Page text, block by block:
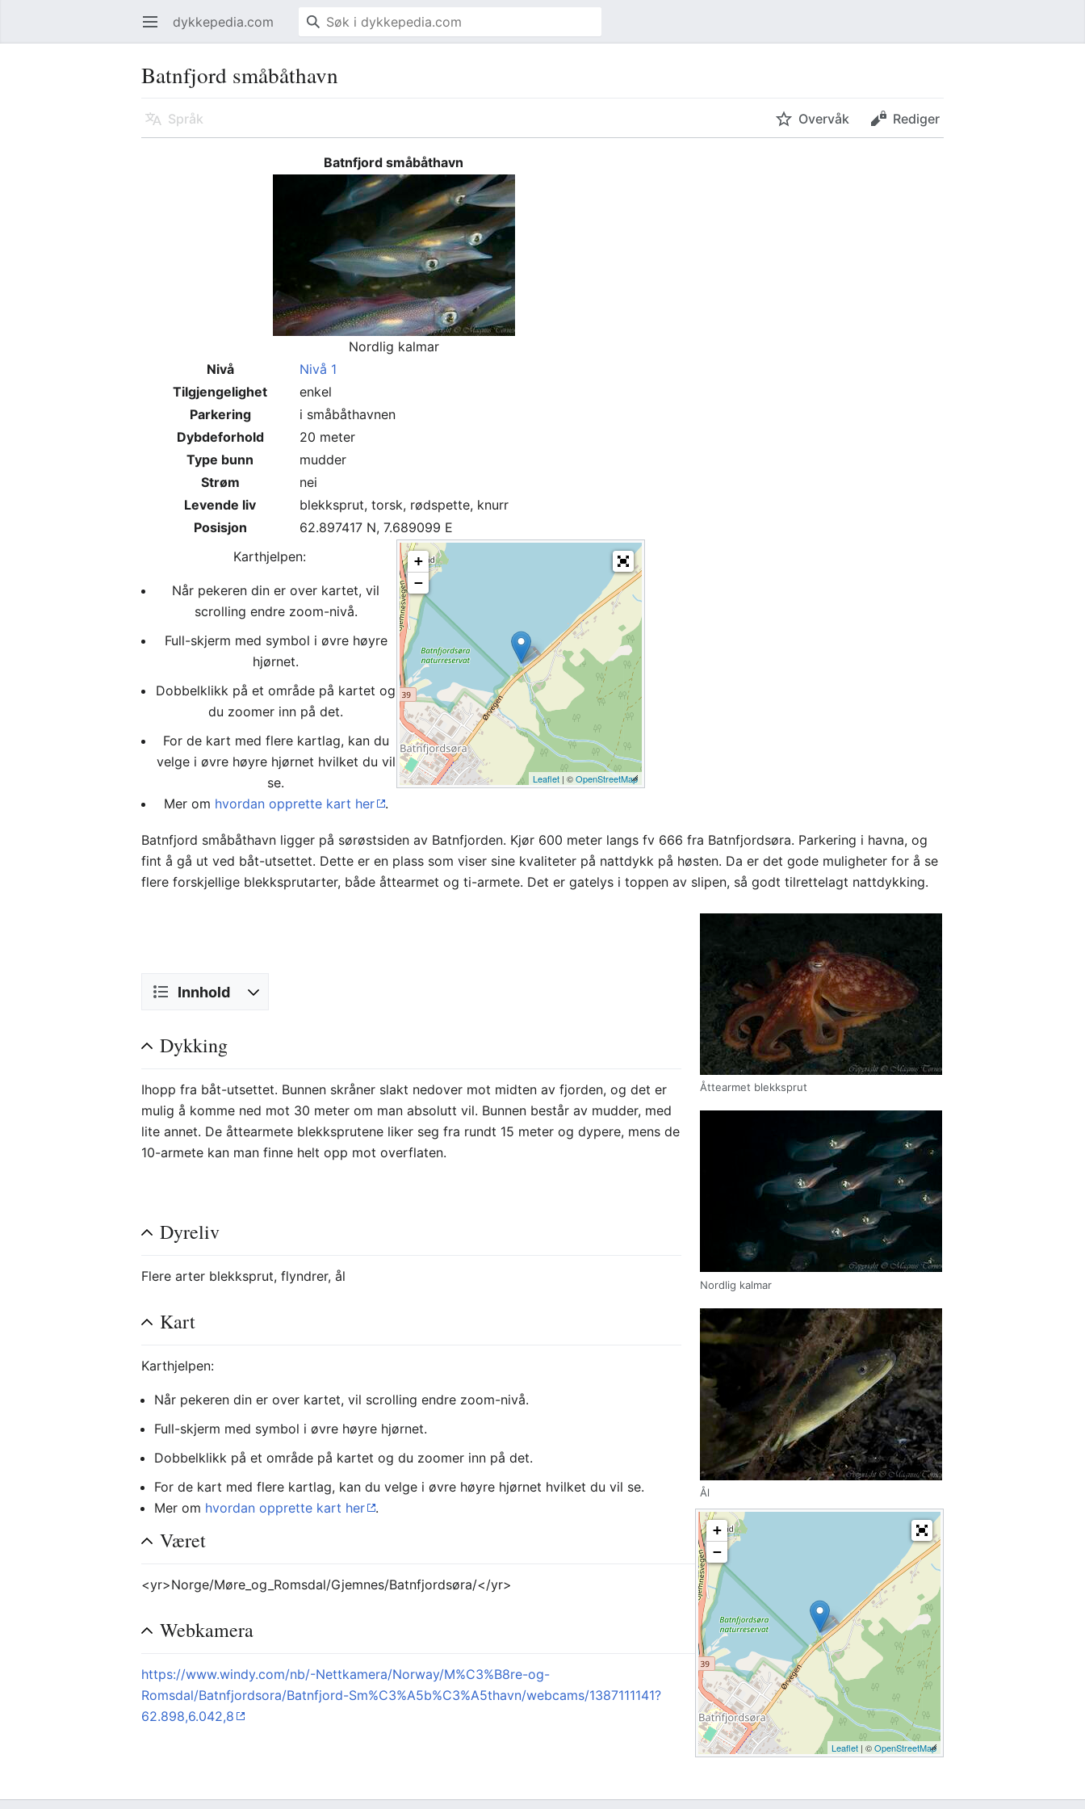
Åpne hovedmenyen dykkepedia.com
Batnfjord småbåthavn
Språk Overvåk Rediger
Batnfjord småbåthavn
Nordlig kalmar
Nivå
Nivå 1
Tilgjengelighet
enkel
Parkering
i småbåthavnen
Dybdeforhold
20 meter
Type bunn
mudder
Strøm
nei
Levende liv
blekksprut, torsk, rødspette, knurr
Posisjon
62.897417 N, 7.689099 E
+
−
Leaflet | ©OpenStreetMap
Karthjelpen:
Når pekeren din er over kartet, vil
scrolling endre zoom-nivå.
Full-skjerm med symbol i øvre høyre
hjørnet.
Dobbelklikk på et område på kartet og
du zoomer inn på det.
For de kart med flere kartlag, kan du
velge i øvre høyre hjørnet hvilket du vil
se.
Mer om hvordan opprette kart her .
Batnfjord småbåthavn ligger på sørøstsiden av Batnfjorden. Kjør 600 meter langs fv 666 fra Batnfjordsøra. Parkering i havna, og
fint å gå ut ved båt-utsettet. Dette er en plass som viser sine kvaliteter på nattdykk på høsten. Da er det gode muligheter for å se
flere forskjellige blekksprutarter, både åttearmet og ti-armete. Det er gatelys i toppen av slipen, så godt tilrettelagt nattdykking.
Åttearmet blekksprut
Nordlig kalmar
Ål
Innhold
Dykking
Ihopp fra båt-utsettet. Bunnen skråner slakt nedover mot midten av fjorden, og det er
mulig å komme ned mot 30 meter om man absolutt vil. Bunnen består av mudder, med
lite annet. De åttearmete blekksprutene liker seg fra rundt 15 meter og dypere, mens de
10-armete kan man finne helt opp mot overflaten.
Dyreliv
Flere arter blekksprut, flyndrer, ål
Kart
+
−
Leaflet| ©OpenStreetMap
Karthjelpen:
Når pekeren din er over kartet, vil scrolling endre zoom-nivå.
Full-skjerm med symbol i øvre høyre hjørnet.
Dobbelklikk på et område på kartet og du zoomer inn på det.
For de kart med flere kartlag, kan du velge i øvre høyre hjørnet hvilket du vil se.
Mer om hvordan opprette kart her .
Været
<yr>Norge/Møre_og_Romsdal/Gjemnes/Batnfjordsøra/</yr>
Webkamera
https://www.windy.com/nb/-Nettkamera/Norway/M%C3%B8re-og-
Romsdal/Batnfjordsora/Batnfjord-Sm%C3%A5b%C3%A5thavn/webcams/1387111141?
62.898,6.042,8